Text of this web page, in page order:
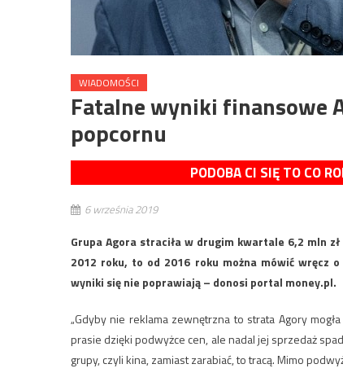
WIADOMOŚCI
Fatalne wyniki finansowe
popcornu
PODOBA CI SIĘ TO CO
6 września 2019
Grupa Agora straciła w drugim kwartale 6,2 mln
2012 roku, to od 2016 roku można mówić wręcz
wyniki się nie poprawiają – donosi portal money.pl.
„Gdyby nie reklama zewnętrzna to strata Agory
prasie dzięki podwyżce cen, ale nadal jej sprzedaż
grupy, czyli kina, zamiast zarabiać, to tracą. Mimo